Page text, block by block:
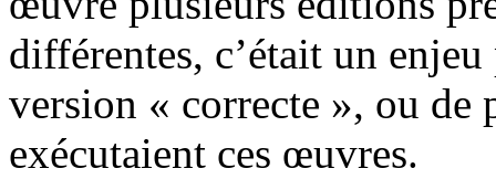
différentes, c’était un
version « correcte », ou de
exécutaient ces œuvres.